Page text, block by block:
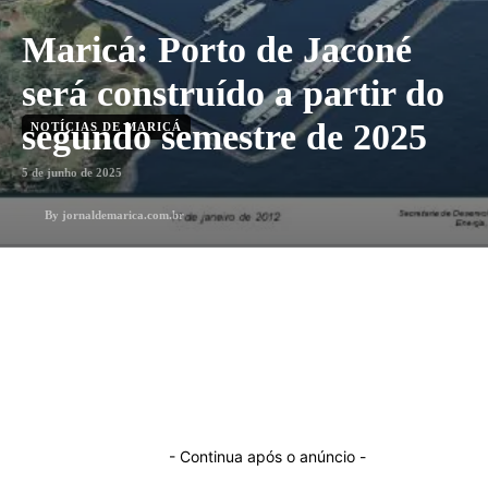
Maricá: Porto de Jaconé
será construído a partir do
segundo semestre de 2025
NOTÍCIAS DE MARICÁ
5 de junho de 2025
By jornaldemarica.com.br
- Continua após o anúncio -